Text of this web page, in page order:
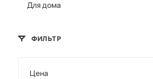
Для дома
ФИЛЬТР
Цена